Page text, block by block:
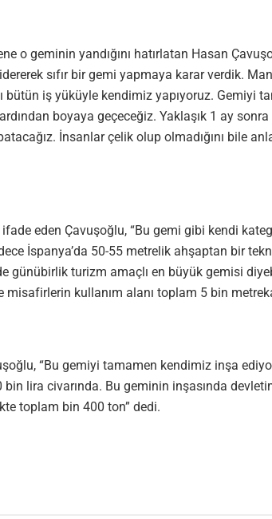
o geminin yandığını hatırlatan Hasan
sıfır bir gemi yapmaya karar verdik.
iş yüküyle kendimiz yapıyoruz. Gemiyi
boyaya geçeceğiz. Yaklaşık 1 ay
İnsanlar çelik olup olmadığını bile
eden Çavuşoğlu, “Bu gemi gibi kendi
İspanya’da 50-55 metrelik ahşaptan bir
günübirlik turizm amaçlı en büyük gemisi
kullanım alanı toplam 5 bin
“Bu gemiyi tamamen kendimiz inşa
lira civarında. Bu geminin inşasında
toplam bin 400 ton” dedi.